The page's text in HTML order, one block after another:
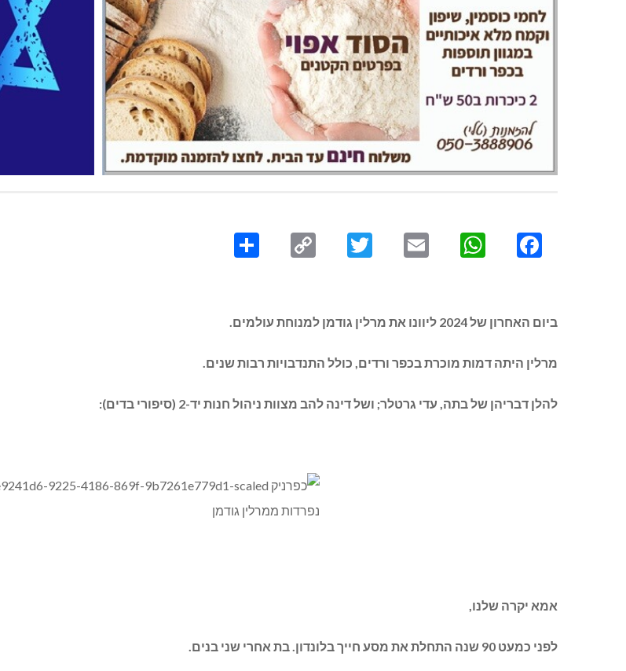
Facebook
WhatsApp
Email
Twitter
Copy
ביום האחרון של 2024 ליוונו את מרלין גודמן למנוחת עולמים.
מרלין היתה דמות מוכרת בכפר ורדים, כולל התנדבויות רבות שנים.
להלן דבריהן של בתה, עדי גרטלר; ושל דינה להב מצוות ניהול חנות יד-2 (סיפורי בדים):
אמא יקרה שלנו,
לפני כמעט 90 שנה התחלת את מסע חייך בלונדון. בת אחרי שני בנים.